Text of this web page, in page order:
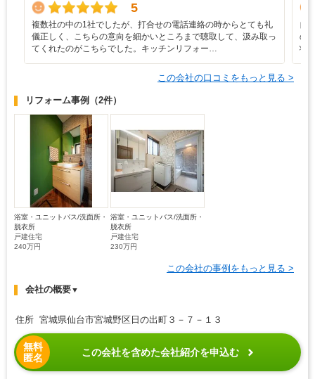
5
複数社の中の1社でしたが、打合せの電話連絡の時からとても礼
儀正しく、こちらの意向を細かいところまで聴取して、汲み取っ
てくれたのがこちらでした。キッチンリフォー…
自
の
状
この会社の口コミをもっと見る >
リフォーム事例 （2件）
浴室・ユニットバス/洗面所・
脱衣所
戸建住宅
240万円
浴室・ユニットバス/洗面所・
脱衣所
戸建住宅
230万円
この会社の事例をもっと見る >
会社の概要▼
住所 宮城県仙台市宮城野区日の出町３－７－１３
無料
匿名
この会社を含めた会社紹介を申込む